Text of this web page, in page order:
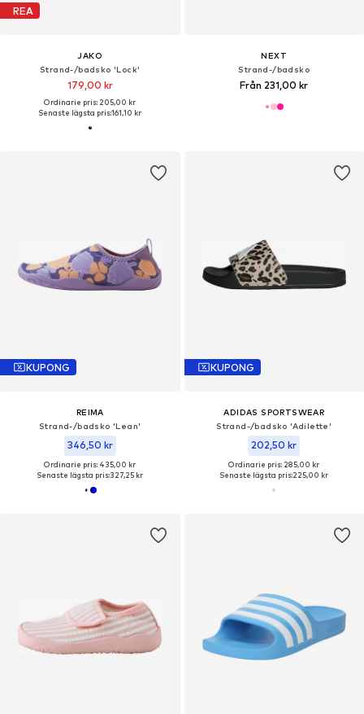
REA
JAKO
Strand-/badsko 'Lock'
179,00 kr
Ordinarie pris: 205,00 kr
Senaste lägsta pris:161,10 kr
NEXT
Strand-/badsko
Från 231,00 kr
KUPONG
REIMA
Strand-/badsko 'Lean'
346,50 kr
Ordinarie pris: 435,00 kr
Senaste lägsta pris:327,25 kr
KUPONG
ADIDAS SPORTSWEAR
Strand-/badsko 'Adilette'
202,50 kr
Ordinarie pris: 285,00 kr
Senaste lägsta pris:225,00 kr